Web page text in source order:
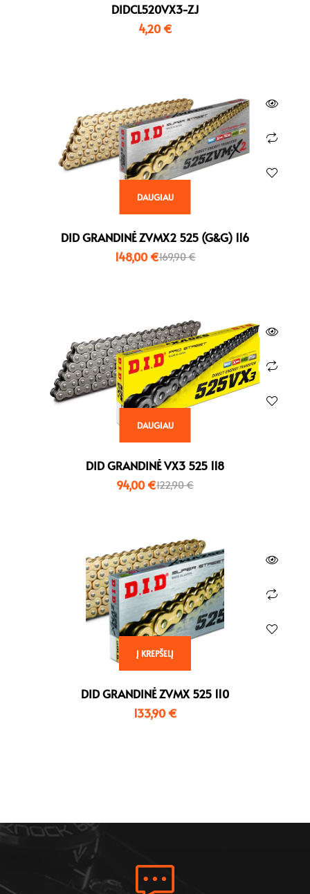
DIDCL520VX3-ZJ
4,20 €
DAUGIAU
DID GRANDINĖ ZVMX2 525 (G&G) 116
169,90€
148,00 €
DAUGIAU
DID GRANDINĖ VX3 525 118
122,90€
94,00 €
Į KREPŠELĮ
DID GRANDINĖ ZVMX 525 110
133,90 €